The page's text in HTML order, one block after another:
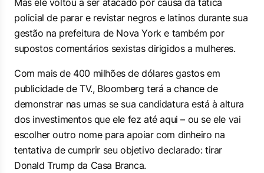
Mas ele voltou a ser atacado por causa da tática
policial de parar e revistar negros e latinos durante sua
gestão na prefeitura de Nova York e também por
supostos comentários sexistas dirigidos a mulheres.
Com mais de 400 milhões de dólares gastos em
publicidade de TV., Bloomberg terá a chance de
demonstrar nas urnas se sua candidatura está à altura
dos investimentos que ele fez até aqui – ou se ele vai
escolher outro nome para apoiar com dinheiro na
tentativa de cumprir seu objetivo declarado: tirar
Donald Trump da Casa Branca.